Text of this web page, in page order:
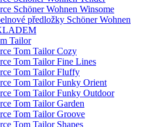
Schöner Wohnen Winsome
předložky Schöner Wohnen
Tailor
Tom Tailor Cozy
Tom Tailor Fine Lines
Tom Tailor Fluffy
Tom Tailor Funky Orient
Tom Tailor Funky Outdoor
Tom Tailor Garden
Tom Tailor Groove
Tom Tailor Shapes